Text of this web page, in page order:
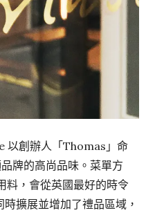
以創辦人「Thomas」命
牌的高尚品味。菜單方
料，會從英國最好的時令
擴展並增加了禮品區域，